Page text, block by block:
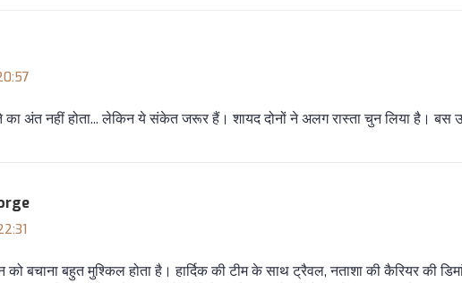
का अंत नहीं होता... लेकिन ये संकेत जरूर हैं। शायद दोनों ने अलग रास्ता चुन लिया है।
बचाना बहुत मुश्किल होता है। हार्दिक की टीम के साथ ट्रैवल, नताशा की कैरियर की